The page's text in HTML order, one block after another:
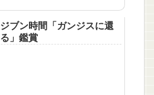
ジブン時間「ガンジスに還
る」鑑賞